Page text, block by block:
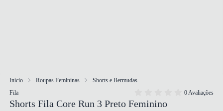
Início Roupas Femininas
Shorts e Bermudas
Fila
0 Avaliações
Shorts Fila Core Run 3 Preto Feminino